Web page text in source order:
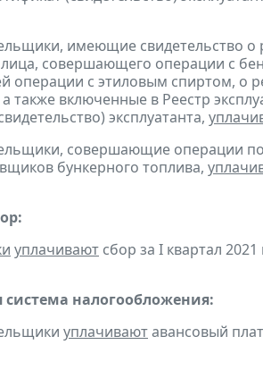
имеющие свидетельство
совершающего операции с
операции с этиловым спиртом, о
а также включенные в Реестр
эксплуатанта,
совершающие операции
бункерного топлива,
уплачивают сбор за I квартал 2021
налогообложения:
уплачиваютавансовый